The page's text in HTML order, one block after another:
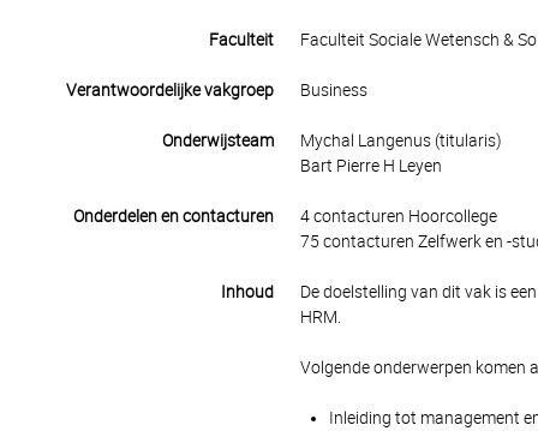
Faculteit Faculteit Sociale Wetensch &
Verantwoordelijke vakgroep Business
Onderwijsteam
Mychal Langenus (titularis)
Bart Pierre H Leyen
Onderdelen en contacturen
4 contacturen Hoorcollege
75 contacturen Zelfwerk en -
Inhoud
De doelstelling van dit vak is
HRM.
Volgende onderwerpen komen
Inleiding tot management